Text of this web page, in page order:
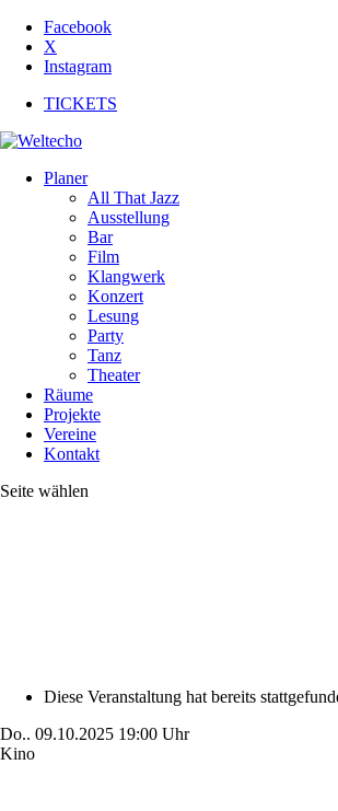
Facebook
X
Instagram
TICKETS
Planer
All That Jazz
Ausstellung
Bar
Film
Klangwerk
Konzert
Lesung
Party
Tanz
Theater
Räume
Projekte
Vereine
Kontakt
Seite wählen
Diese Veranstaltung hat bereits
Do.. 09.10.2025 19:00 Uhr
Kino